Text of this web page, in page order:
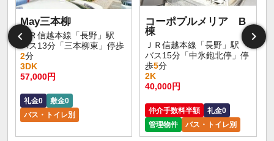
May三本柳
ＪＲ信越本線「長野」駅
バス13分「三本柳東」停歩
2分
3DK
57,000円
礼金0
敷金0
バス・トイレ別
コーポプルメリア B
棟
ＪＲ信越本線「長野」駅
バス15分「中氷鉋北停」停
歩5分
2K
40,000円
仲介手数料半額
礼金0
管理物件
バス・トイレ別